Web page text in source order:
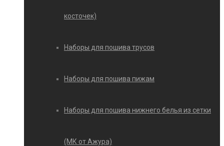
косточек)
Наборы для пошива трусов
Наборы для пошива пижам
Наборы для пошива нижнего белья из сетки
(МК от Ажура)